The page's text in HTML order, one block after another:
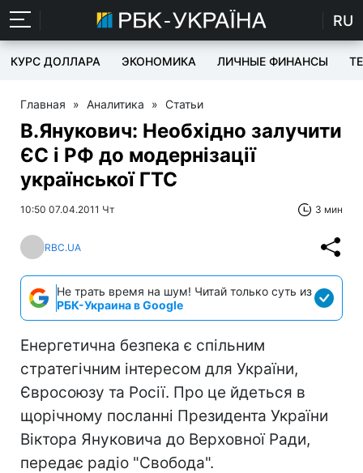
RU
КУРС ДОЛЛАРА ЭКОНОМИКА ЛИЧНЫЕ ФИНАНСЫ
Главная » Аналитика » Статьи
В.Янукович: Необхідно залучити
ЄС і РФ до модернізації
української ГТС
10:50 07.04.2011 Чт 3 мин
RBC.UA
Не трать время на шум! Читай только суть из
РБК-Украина в Google
Енергетична безпека є спільним
стратегічним інтересом для України,
Євросоюзу та Росії. Про це йдеться в
щорічному посланні Президента України
Віктора Януковича до Верховної Ради,
передає радіо "Свобода".